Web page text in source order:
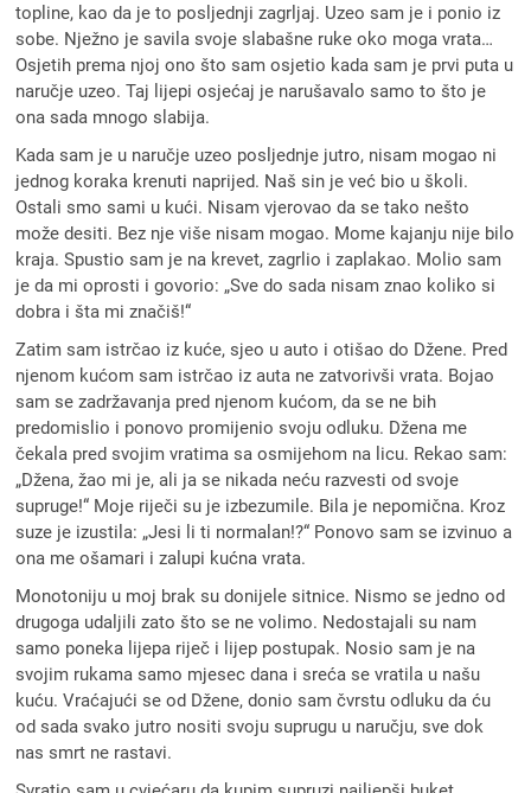
topline, kao da je to posljednji zagrljaj. Uzeo sam je i ponio iz
sobe. Nježno je savila svoje slabašne ruke oko moga vrata…
Osjetih prema njoj ono što sam osjetio kada sam je prvi puta u
naručje uzeo. Taj lijepi osjećaj je narušavalo samo to što je
ona sada mnogo slabija.
Kada sam je u naručje uzeo posljednje jutro, nisam mogao ni
jednog koraka krenuti naprijed. Naš sin je već bio u školi.
Ostali smo sami u kući. Nisam vjerovao da se tako nešto
može desiti. Bez nje više nisam mogao. Mome kajanju nije bilo
kraja. Spustio sam je na krevet, zagrlio i zaplakao. Molio sam
je da mi oprosti i govorio: „Sve do sada nisam znao koliko si
dobra i šta mi značiš!“
Zatim sam istrčao iz kuće, sjeo u auto i otišao do Džene. Pred
njenom kućom sam istrčao iz auta ne zatvorivši vrata. Bojao
sam se zadržavanja pred njenom kućom, da se ne bih
predomislio i ponovo promijenio svoju odluku. Džena me
čekala pred svojim vratima sa osmijehom na licu. Rekao sam:
„Džena, žao mi je, ali ja se nikada neću razvesti od svoje
supruge!“ Moje riječi su je izbezumile. Bila je nepomična. Kroz
suze je izustila: „Jesi li ti normalan!?“ Ponovo sam se izvinuo a
ona me ošamari i zalupi kućna vrata.
Monotoniju u moj brak su donijele sitnice. Nismo se jedno od
drugoga udaljili zato što se ne volimo. Nedostajali su nam
samo poneka lijepa riječ i lijep postupak. Nosio sam je na
svojim rukama samo mjesec dana i sreća se vratila u našu
kuću. Vraćajući se od Džene, donio sam čvrstu odluku da ću
od sada svako jutro nositi svoju suprugu u naručju, sve dok
nas smrt ne rastavi.